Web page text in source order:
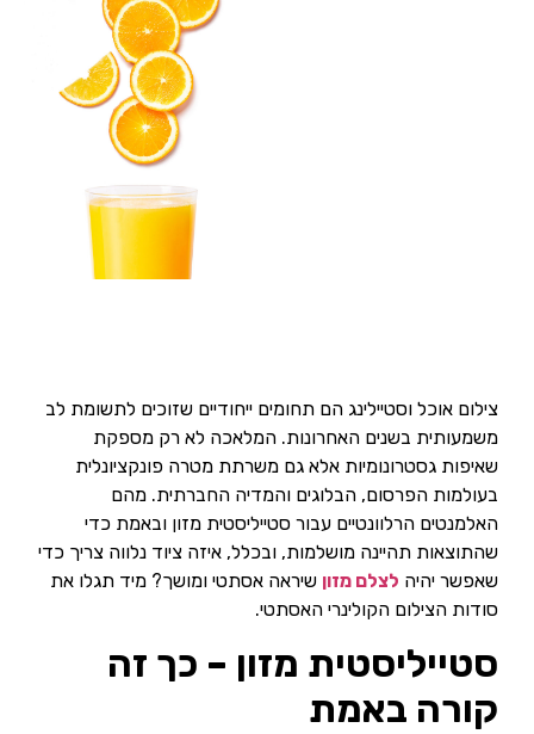
צילום אוכל וסטיילינג הם תחומים ייחודיים שזוכים לתשומת לב
משמעותית בשנים האחרונות. המלאכה לא רק מספקת
שאיפות גסטרונומיות אלא גם משרתת מטרה פונקציונלית
בעולמות הפרסום, הבלוגים והמדיה החברתית. מהם
האלמנטים הרלוונטיים עבור סטייליסטית מזון ובאמת כדי
שהתוצאות תהיינה מושלמות, ובכלל, איזה ציוד נלווה צריך כדי
שאפשר יהיה לצלם מזון שיראה אסתטי ומושך? מיד תגלו את
סודות הצילום הקולינרי האסתטי.
סטייליסטית מזון – כך זה
קורה באמת